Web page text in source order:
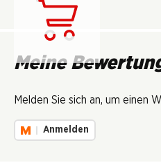
Meine
Melden Sie sich an, um einen
Anmelden